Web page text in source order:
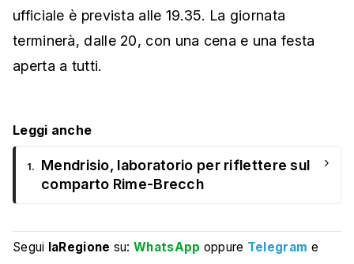
ufficiale è prevista alle 19.35. La giornata
terminerà, dalle 20, con una cena e una festa
aperta a tutti.
Leggi anche
1.
Mendrisio, laboratorio per riflettere sul
comparto Rime-Brecch
›
Segui laRegione su:WhatsApp oppure Telegram e